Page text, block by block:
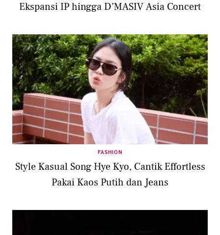
Ekspansi IP hingga D’MASIV Asia Concert
FASHION
Style Kasual Song Hye Kyo, Cantik Effortless
Pakai Kaos Putih dan Jeans